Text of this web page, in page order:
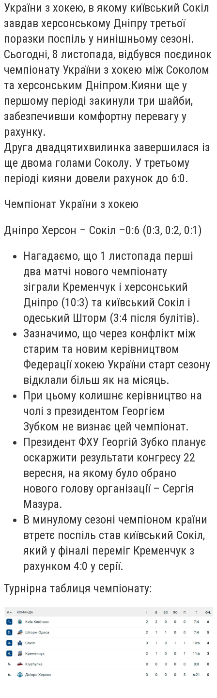
України з хокею, в якому київський Сокіл
завдав херсонському Дніпру третьої
поразки поспіль у нинішньому сезоні.
Сьогодні, 8 листопада, відбувся поєдинок
чемпіонату України з хокею між Соколом
та херсонським Дніпром.Кияни ще у
першому періоді закинули три шайби,
забезпечивши комфортну перевагу у
рахунку.
Друга двадцятихвилинка завершилася із
ще двома голами Соколу. У третьому
періоді кияни довели рахунок до 6:0.
Чемпіонат України з хокею
Дніпро Херсон – Сокіл –0:6 (0:3, 0:2, 0:1)
Нагадаємо, що 1 листопада перші
два матчі нового чемпіонату
зіграли Кременчук і херсонський
Дніпро (10:3) та київський Сокіл і
одеський Шторм (3:4 після булітів).
Зазначимо, що через конфлікт між
старим та новим керівництвом
Федерації хокею України старт сезону
відклали більш як на місяць.
При цьому колишнє керівництво на
чолі з президентом Георгієм
Зубком не визнає цей чемпіонат.
Президент ФХУ Георгій Зубко планує
оскаржити результати конгресу 22
вересня, на якому було обрано
нового голову організації – Сергія
Мазура.
В минулому сезоні чемпіоном країни
втретє поспіль став київський Сокіл,
який у фіналі переміг Кременчук з
рахунком 4:0 у серії.
Турнірна таблиця чемпіонату: